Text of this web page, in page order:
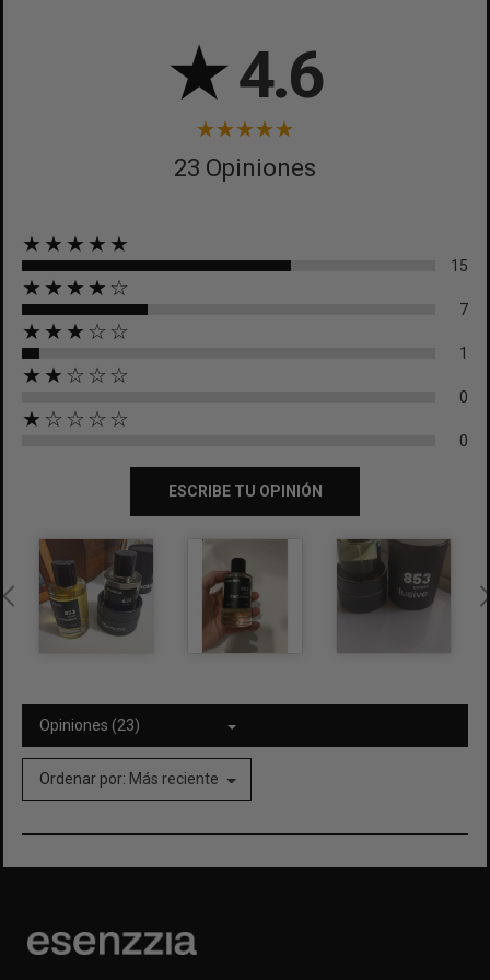
★4.6
23 Opiniones
★★★★★
15
★★★★☆
7
★★★☆☆
1
★★☆☆☆
0
★☆☆☆☆
0
ESCRIBE TU OPINIÓN
Opiniones (23)
Ordenar por: Más reciente